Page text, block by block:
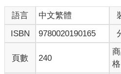
每一層海水的顏色都不一樣，接近
如點綴著寶石一般；到了幾十公尺
的寶藍色彩。越往深處顏色越暗，
看透她。最深處的海域已是一片漆
三胖不敢潛得太深，他扭過頭準備
語言 中文繁體
ISBN
9780020190165
頁數 240
格